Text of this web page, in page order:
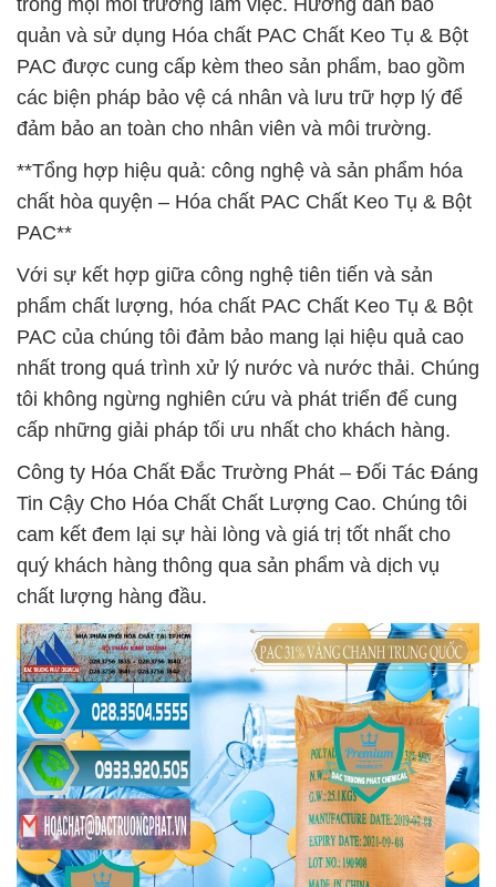
trong mọi môi trường làm việc. Hướng dẫn bảo
quản và sử dụng Hóa chất PAC Chất Keo Tụ & Bột
PAC được cung cấp kèm theo sản phẩm, bao gồm
các biện pháp bảo vệ cá nhân và lưu trữ hợp lý để
đảm bảo an toàn cho nhân viên và môi trường.
**Tổng hợp hiệu quả: công nghệ và sản phẩm hóa
chất hòa quyện – Hóa chất PAC Chất Keo Tụ & Bột
PAC**
Với sự kết hợp giữa công nghệ tiên tiến và sản
phẩm chất lượng, hóa chất PAC Chất Keo Tụ & Bột
PAC của chúng tôi đảm bảo mang lại hiệu quả cao
nhất trong quá trình xử lý nước và nước thải. Chúng
tôi không ngừng nghiên cứu và phát triển để cung
cấp những giải pháp tối ưu nhất cho khách hàng.
Công ty Hóa Chất Đắc Trường Phát – Đối Tác Đáng
Tin Cậy Cho Hóa Chất Chất Lượng Cao. Chúng tôi
cam kết đem lại sự hài lòng và giá trị tốt nhất cho
quý khách hàng thông qua sản phẩm và dịch vụ
chất lượng hàng đầu.